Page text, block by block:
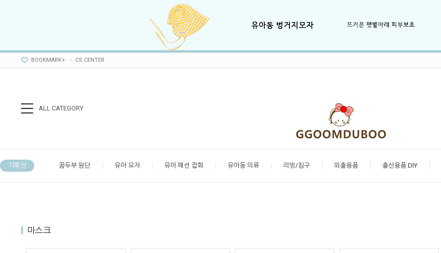
BOOKMARK+ CS CENTER
ALL CATEGORY
기획전 꿈두부 원단 유아 모자 유아 패션 잡화 유아동 의류 리빙/침구 외출용품 출산용품 DIY
마스크